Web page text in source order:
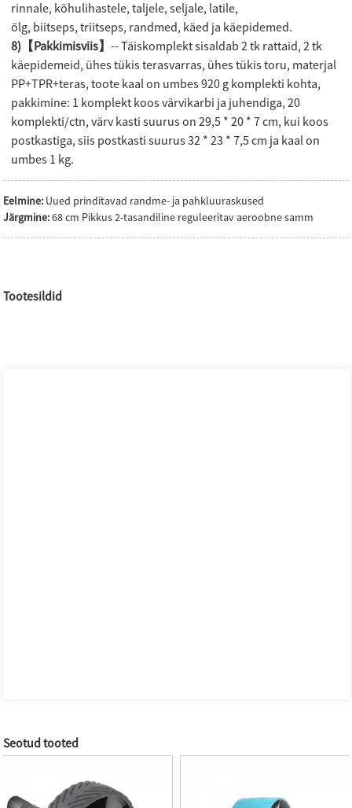
rinnale, kõhulihastele, taljele, seljale, latile,
õlg, biitseps, triitseps, randmed, käed ja käepidemed.
8)【Pakkimisviis】-- Täiskomplekt sisaldab 2 tk rattaid, 2 tk
käepidemeid, ühes tükis terasvarras, ühes tükis toru, materjal
PP+TPR+teras, toote kaal on umbes 920 g komplekti kohta,
pakkimine: 1 komplekt koos värvikarbi ja juhendiga, 20
komplekti/ctn, värv kasti suurus on 29,5 * 20 * 7 cm, kui koos
postkastiga, siis postkasti suurus 32 * 23 * 7,5 cm ja kaal on
umbes 1 kg.
Eelmine: Uued prinditavad randme- ja pahkluuraskused
Järgmine:68 cm Pikkus 2-tasandiline reguleeritav aeroobne samm
Tootesildid
Seotud tooted